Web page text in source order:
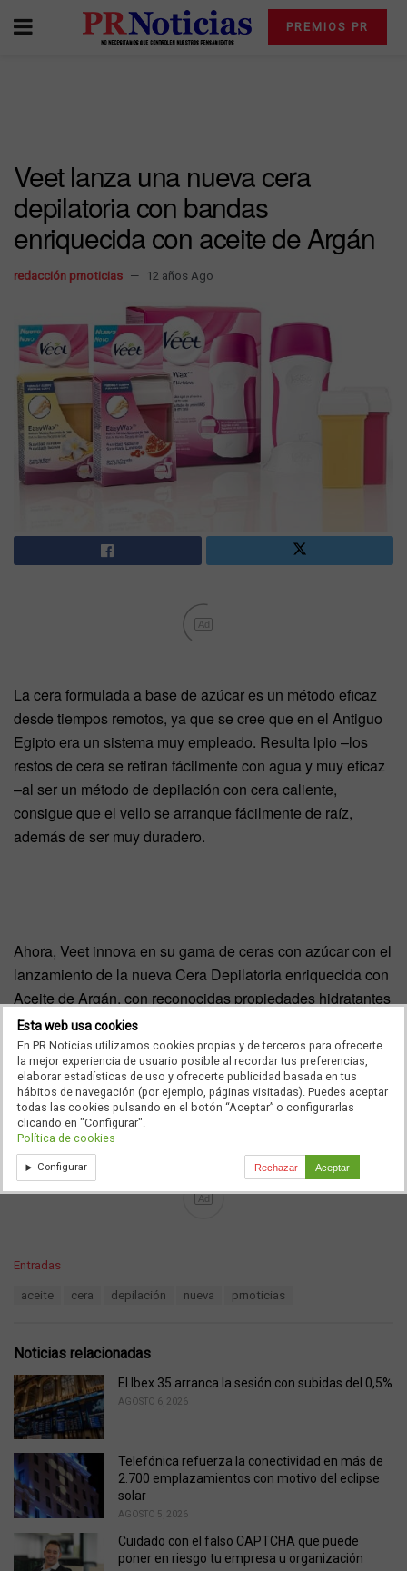
PREMIOS PR
Veet lanza una nueva cera
depilatoria con bandas
enriquecida con aceite de Argán
redacción prnoticias 12 años Ago
Ad
La cera formulada a base de azúcar es un método eficaz
desde tiempos remotos, ya que se cree que en el Antiguo
Egipto era un sistema muy empleado. Resulta lpio –los
restos de cera se retiran fácilmente con agua y muy eficaz
–al ser un método de depilación con cera caliente,
consigue que el vello se arranque fácilmente de raíz,
además de ser muy duradero.
Ahora, Veet innova en su gama de ceras con azúcar con el
lanzamiento de la nueva Cera Depilatoria enriquecida con
Aceite de Argán, con reconocidas propiedades hidratantes
que le confieren una agradable textura y aroma. Elaborada
sólo con ingredientes de origen natural 100%, esta cera
depilatoria inspirada en la fórmula tradicional garantiza
una piel suave hasta cuatro semanas.
Ad
C
o
r
i
e
s
Entradas
:
aceite cera depilación nueva prnoticias
Noticias relacionadas
El Ibex 35 arranca la sesión con subidas del 0,5%
AGOSTO 6, 2026
Telefónica refuerza la conectividad en más de
2.700 emplazamientos con motivo del eclipse
solar
AGOSTO 5, 2026
Cuidado con el falso CAPTCHA que puede
poner en riesgo tu empresa u organización
Esta web usa cookies
En PR Noticias utilizamos cookies propias y de terceros para ofrecerte
la mejor experiencia de usuario posible al recordar tus preferencias,
elaborar estadísticas de uso y ofrecerte publicidad basada en tus
hábitos de navegación (por ejemplo, páginas visitadas). Puedes aceptar
todas las cookies pulsando en el botón “Aceptar” o configurarlas
clicando en "Configurar".
Política de cookies
Configurar Rechazar Aceptar